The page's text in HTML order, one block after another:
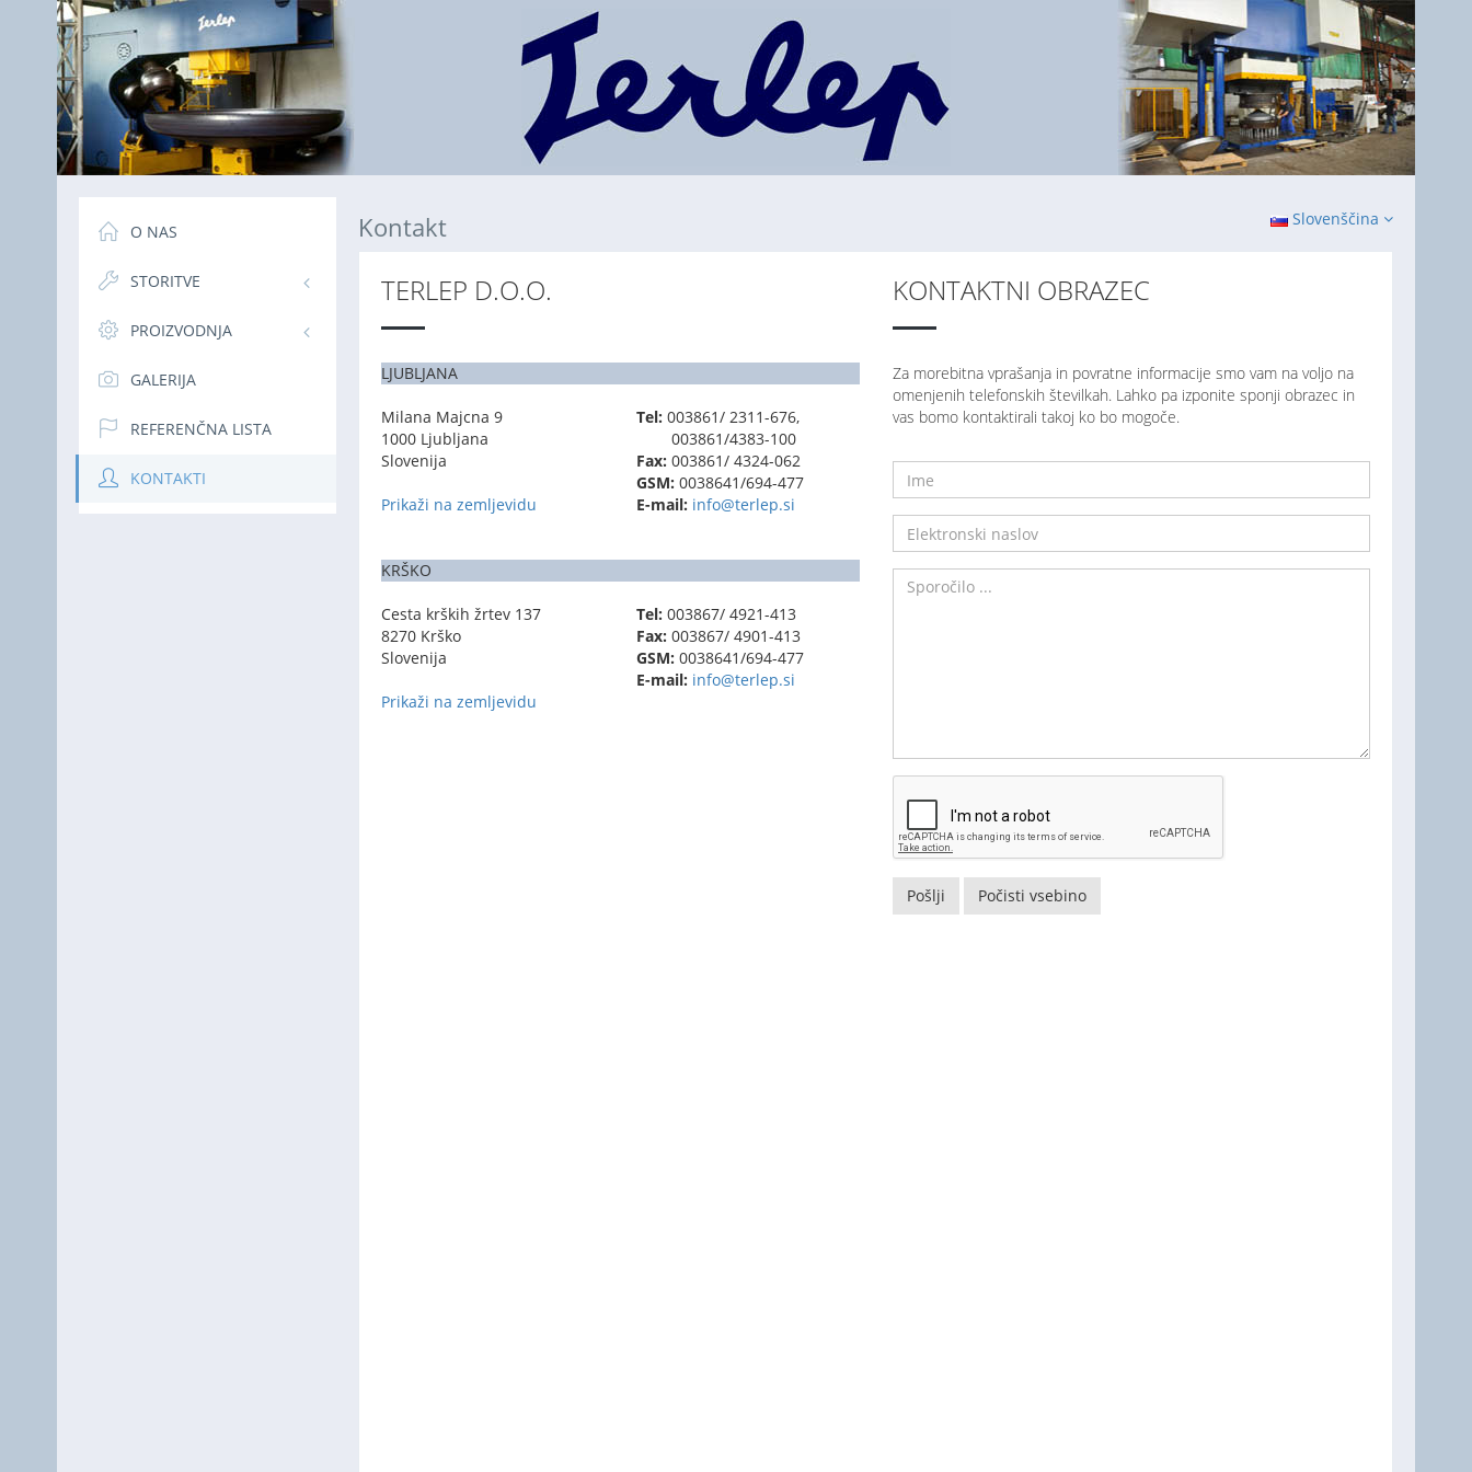
O NAS
STORITVE
PROIZVODNJA
GALERIJA
REFERENČNA LISTA
KONTAKTI
Kontakt Slovenščina
TERLEP D.O.O.
LJUBLJANA
Milana Majcna 9
1000 Ljubljana
Slovenija
Prikaži na zemljevidu
Tel: 003861/ 2311-676,
003861/4383-100
Fax: 003861/ 4324-062
GSM: 0038641/694-477
E-mail: info@terlep.si
KRŠKO
Cesta krških žrtev 137
8270 Krško
Slovenija
Prikaži na zemljevidu
Tel: 003867/ 4921-413
Fax: 003867/ 4901-413
GSM: 0038641/694-477
E-mail: info@terlep.si
KONTAKTNI OBRAZEC
Za morebitna vprašanja in povratne informacije smo vam na voljo na
omenjenih telefonskih številkah. Lahko pa izponite sponji obrazec in
vas bomo kontaktirali takoj ko bo mogoče.
Pošlji Počisti vsebino